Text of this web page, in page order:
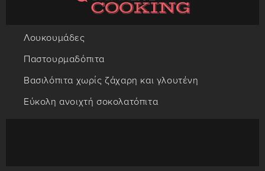
Λουκουμάδες
Παστουρμαδόπιτα
Βασιλόπιτα χωρίς ζάχαρη και γλουτένη
Εύκολη ανοιχτή σοκολατόπιτα